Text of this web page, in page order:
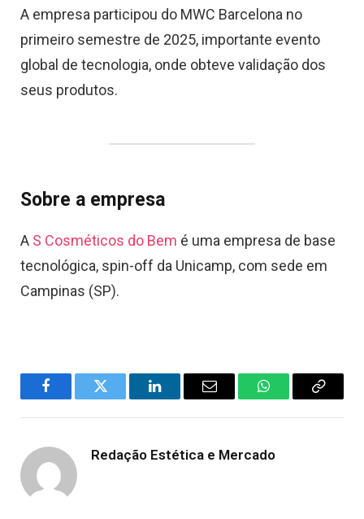
A empresa participou do MWC Barcelona no
primeiro semestre de 2025, importante evento
global de tecnologia, onde obteve validação dos
seus produtos.
Sobre a empresa
A S Cosméticos do Bem é uma empresa de base
tecnológica, spin-off da Unicamp, com sede em
Campinas (SP).
FacebookTwitter LinkedInEmail WhatsAppCopy
Redação Estética e Mercado